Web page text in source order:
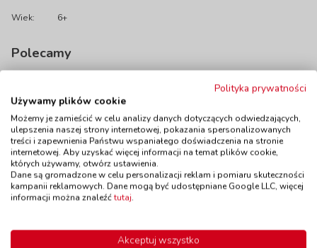
Wiek: 6+
Polecamy
Magnesiki - Numerki
kod: VN50987
DostępnośćW magazynie
2 szt.
do 5 dni
52,90 zł
Mini model serca
kod: LR3334
Dostępnośćdo 20 dni
Polityka prywatności
Używamy plików cookie
Możemy je zamieścić w celu analizy danych dotyczących odwiedzających,
ulepszenia naszej strony internetowej, pokazania spersonalizowanych
treści i zapewnienia Państwu wspaniałego doświadczenia na stronie
internetowej. Aby uzyskać więcej informacji na temat plików cookie,
których używamy, otwórz ustawienia.
Dane są gromadzone w celu personalizacji reklam i pomiaru skuteczności
kampanii reklamowych. Dane mogą być udostępniane Google LLC, więcej
informacji można znaleźćtutaj.
Akceptuj wszystko